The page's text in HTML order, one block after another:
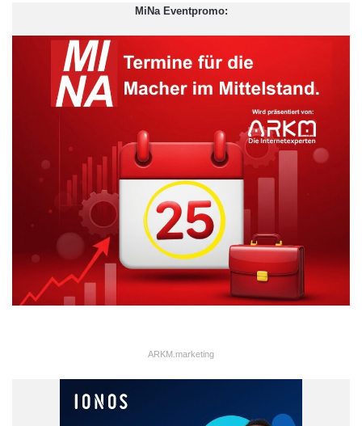
ARKM.marketing
offensichtlich auch im Neuwagengeschäft aus. So steht die
MiNa Eventpromo:
ARKM.marketing